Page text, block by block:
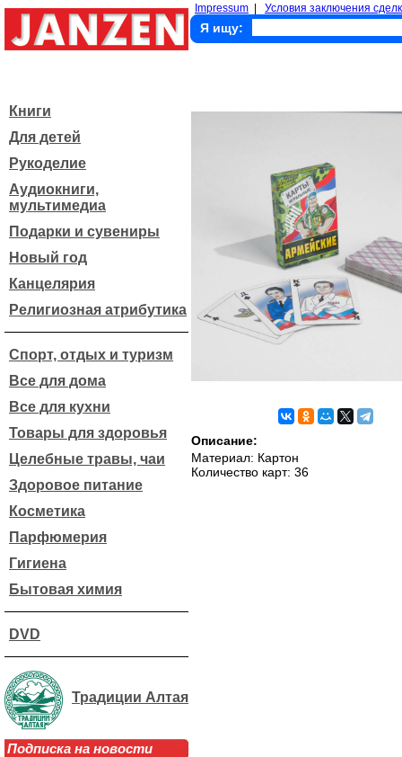
Impressum Условия заключения
Я ищу:
Книги
Для детей
Рукоделие
Аудиокниги,
мультимедиа
Подарки и сувениры
Новый год
Канцелярия
Религиозная атрибутика
Спорт, отдых и туризм
Все для дома
Все для кухни
Товары для здоровья
Целебные травы, чаи
Здоровое питание
Косметика
Парфюмерия
Гигиена
Бытовая химия
DVD
Традиции Алтая
Подписка на новости
Описание:
Материал: Картон
Количество карт: 36